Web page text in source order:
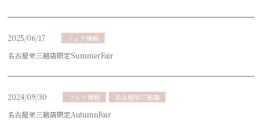
2025/06/17 フェア情報
名古屋栄三越店限定SummerFair
2024/09/30 フェア情報 名古屋栄三越店
名古屋栄三越店限定AutumnFair